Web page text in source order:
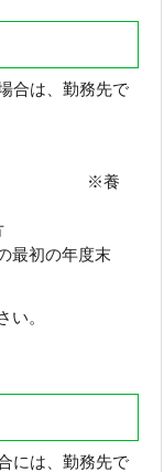
合は、勤務先で
帯 ※養
最初の年度末
。
には、勤務先で